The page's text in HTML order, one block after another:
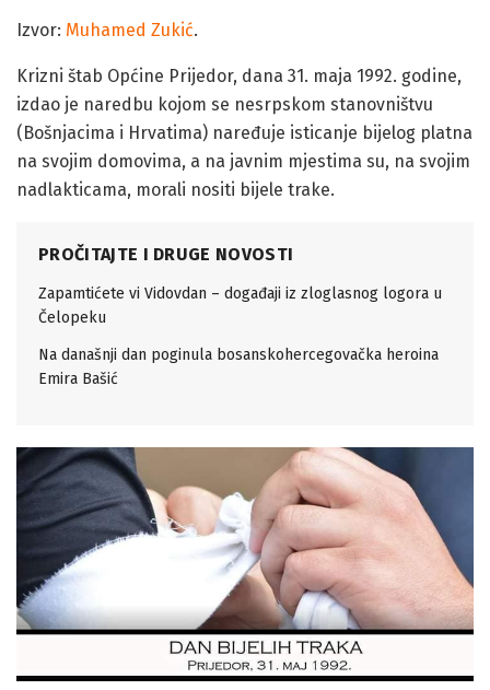
Izvor: Muhamed Zukić.
Krizni štab Općine Prijedor, dana 31. maja 1992. godine,
izdao je naredbu kojom se nesrpskom stanovništvu
(Bošnjacima i Hrvatima) naređuje isticanje bijelog platna
na svojim domovima, a na javnim mjestima su, na svojim
nadlakticama, morali nositi bijele trake.
PROČITAJTE I DRUGE NOVOSTI
Zapamtićete vi Vidovdan – događaji iz zloglasnog logora u
Čelopeku
Na današnji dan poginula bosanskohercegovačka heroina
Emira Bašić